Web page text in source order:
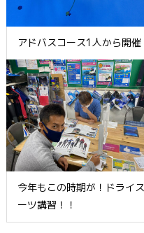
アドバスコース1人から開催
今年もこの時期が！ドライス
ーツ講習！！